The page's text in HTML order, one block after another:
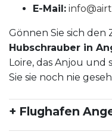
E-Mail:
Gönnen Sie sich den
Hubschrauber in
Loire, das Anjou und
Sie sie noch nie
+ Flughafen